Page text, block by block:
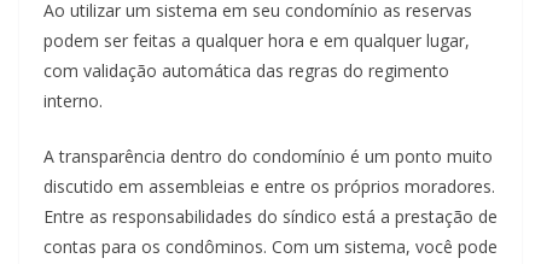
Ao utilizar um sistema em seu condomínio as reservas
podem ser feitas a qualquer hora e em qualquer lugar,
com validação automática das regras do regimento
interno.
A transparência dentro do condomínio é um ponto muito
discutido em assembleias e entre os próprios moradores.
Entre as responsabilidades do síndico está a prestação de
contas para os condôminos. Com um sistema, você pode